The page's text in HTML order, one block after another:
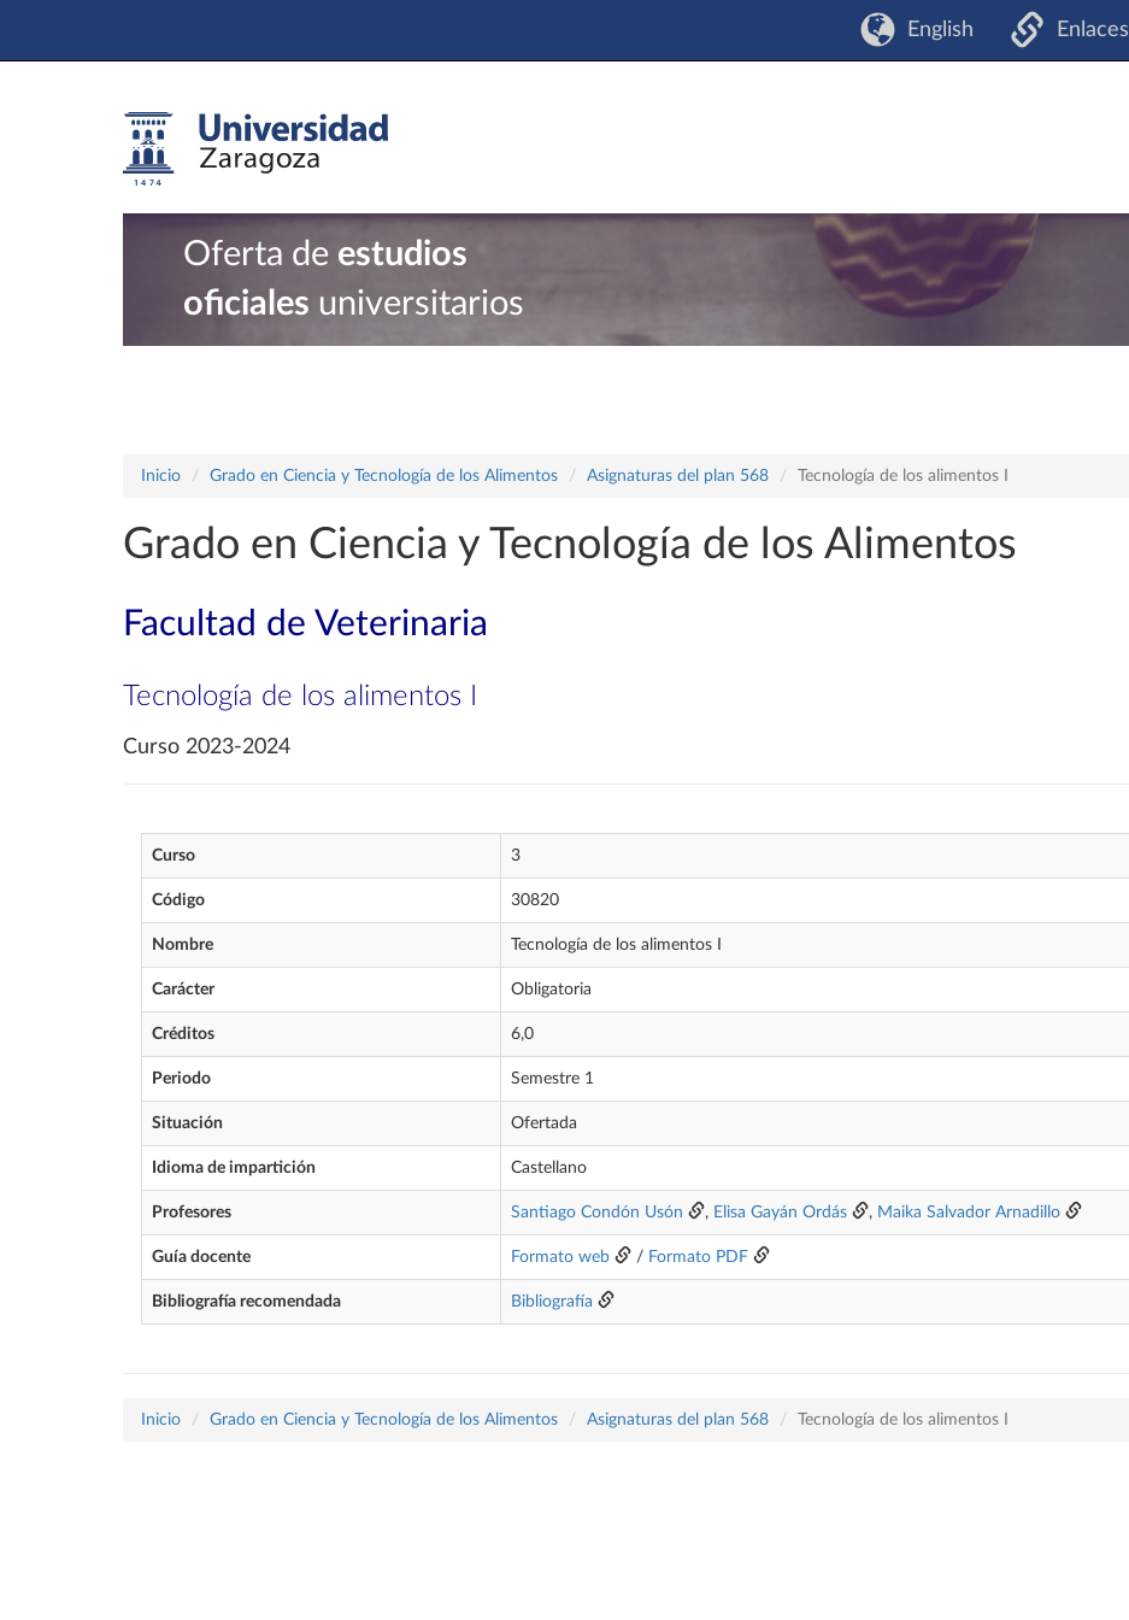
English Enlaces
Oferta de estudios
oficiales universitarios
Inicio Grado en Ciencia y Tecnología de los Alimentos Asignaturas del plan 568 Tecnología de los alimentos I
Grado en Ciencia y Tecnología de los Alimentos
Facultad de Veterinaria
Tecnología de los alimentos I
Curso 2023-2024
Curso 3
Código 30820
Nombre Tecnología de los alimentos I
Carácter Obligatoria
Créditos 6,0
Periodo Semestre 1
Situación Ofertada
Idioma de impartición Castellano
Profesores Santiago Condón Usón , Elisa Gayán Ordás , Maika Salvador Arnadillo
Guía docente Formato web / Formato PDF
Bibliografía recomendada Bibliografía
Inicio Grado en Ciencia y Tecnología de los Alimentos Asignaturas del plan 568 Tecnología de los alimentos I